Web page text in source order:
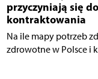
przyczyniają się
kontraktowania
Na ile mapy potrzeb
zdrowotne w Polsce i